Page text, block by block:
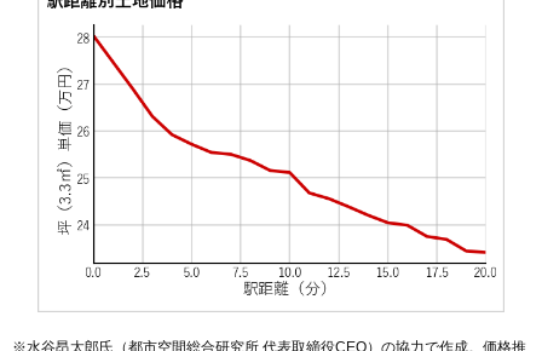
鎌田 1,626万円
飯坂町平野
黒岩
笹谷 15万円 1,144万円
15万円
1,019万円
岡部 13万円 1,294万円 8.4%
66 蓬莱町 13万円 1,045万円 4.4%
※水谷昂太郎氏（都市空間総合研究所 代表取締役CEO）の協力で作成。価格推